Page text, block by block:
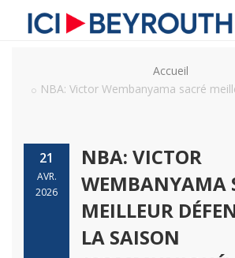
Accueil
NBA: Victor Wembanyama sacré
21
AVR.
2026
NBA: VICTOR
WEMBANYAMA
MEILLEUR
LA SAISON